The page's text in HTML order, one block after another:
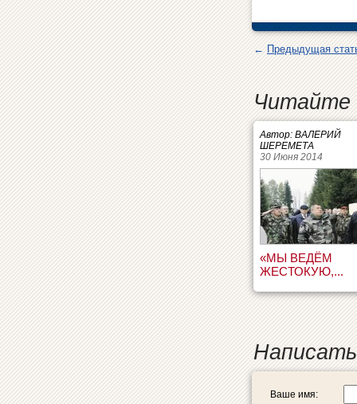
←Предыдущая
Читайте
Автор: ВАЛЕРИЙ
ШЕРЕМЕТА
30 Июня 2014
«МЫ ВЕДЁМ
ЖЕСТОКУЮ,...
Ваше имя: